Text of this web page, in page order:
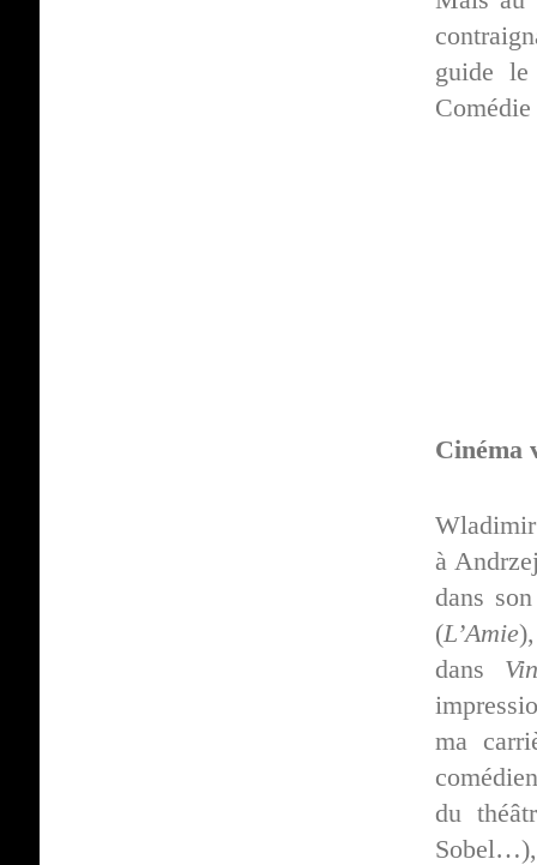
guide le
Cinéma
à
dans
(L’Amie
dans
ma
du